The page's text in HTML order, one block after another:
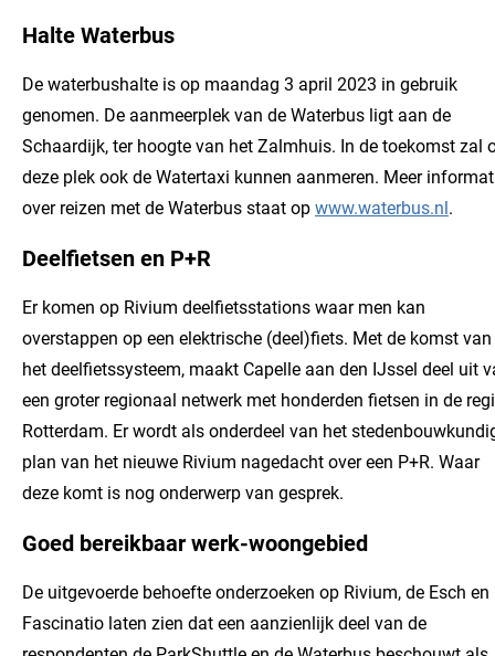
Halte Waterbus
De waterbushalte is op maandag 3 april 2023 in gebruik
genomen. De aanmeerplek van de Waterbus ligt aan de
Schaardijk, ter hoogte van het Zalmhuis. In de toekomst zal
deze plek ook de Watertaxi kunnen aanmeren. Meer
over reizen met de Waterbus staat op www.waterbus.nl.
Deelfietsen en P+R
Er komen op Rivium deelfietsstations waar men kan
overstappen op een elektrische (deel)fiets. Met de komst van
het deelfietssysteem, maakt Capelle aan den IJssel deel uit
een groter regionaal netwerk met honderden fietsen in de
Rotterdam. Er wordt als onderdeel van het
plan van het nieuwe Rivium nagedacht over een P+R. Waar
deze komt is nog onderwerp van gesprek.
Goed bereikbaar werk-woongebied
De uitgevoerde behoefte onderzoeken op Rivium, de Esch en
Fascinatio laten zien dat een aanzienlijk deel van de